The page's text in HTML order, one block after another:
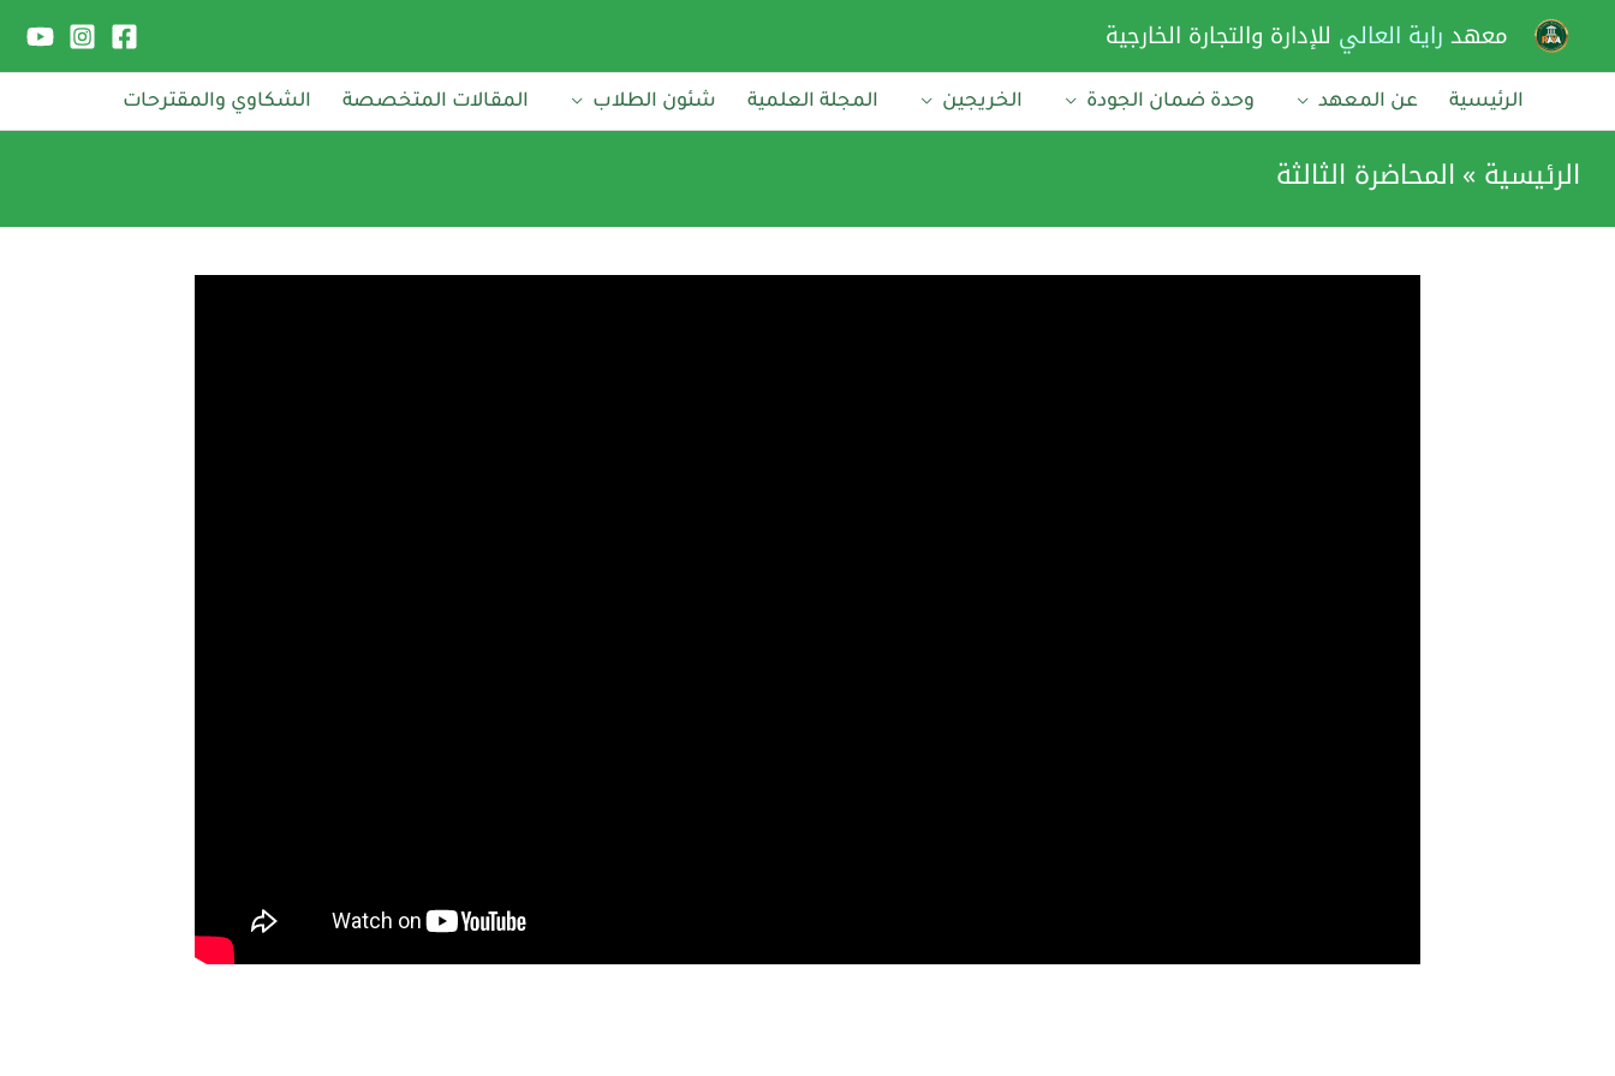
المحتوى
معهد راية العالي للإدارة والتجارة الخارجية
الرئيسية عن المعهد وحدة ضمان الجودة الخريجين المجلة العلمية شئون الطلاب المقالات المتخصصة الشكاوي والمقترحات
الرئيسية المحاضرة الثالثة